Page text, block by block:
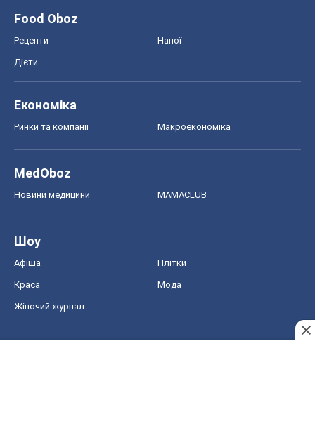
Food Oboz
Рецепти Напої
Дієти
Економіка
Ринки та компанії Макроекономіка
MedOboz
Новини медицини MAMACLUB
Шоу
Афіша Плітки
Краса Мода
Жіночий журнал